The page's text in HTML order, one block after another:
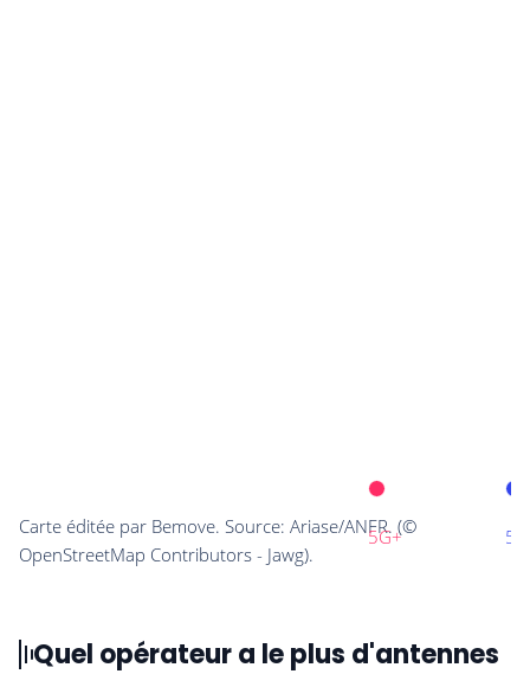
Quel opérateur a le plus d'antennes